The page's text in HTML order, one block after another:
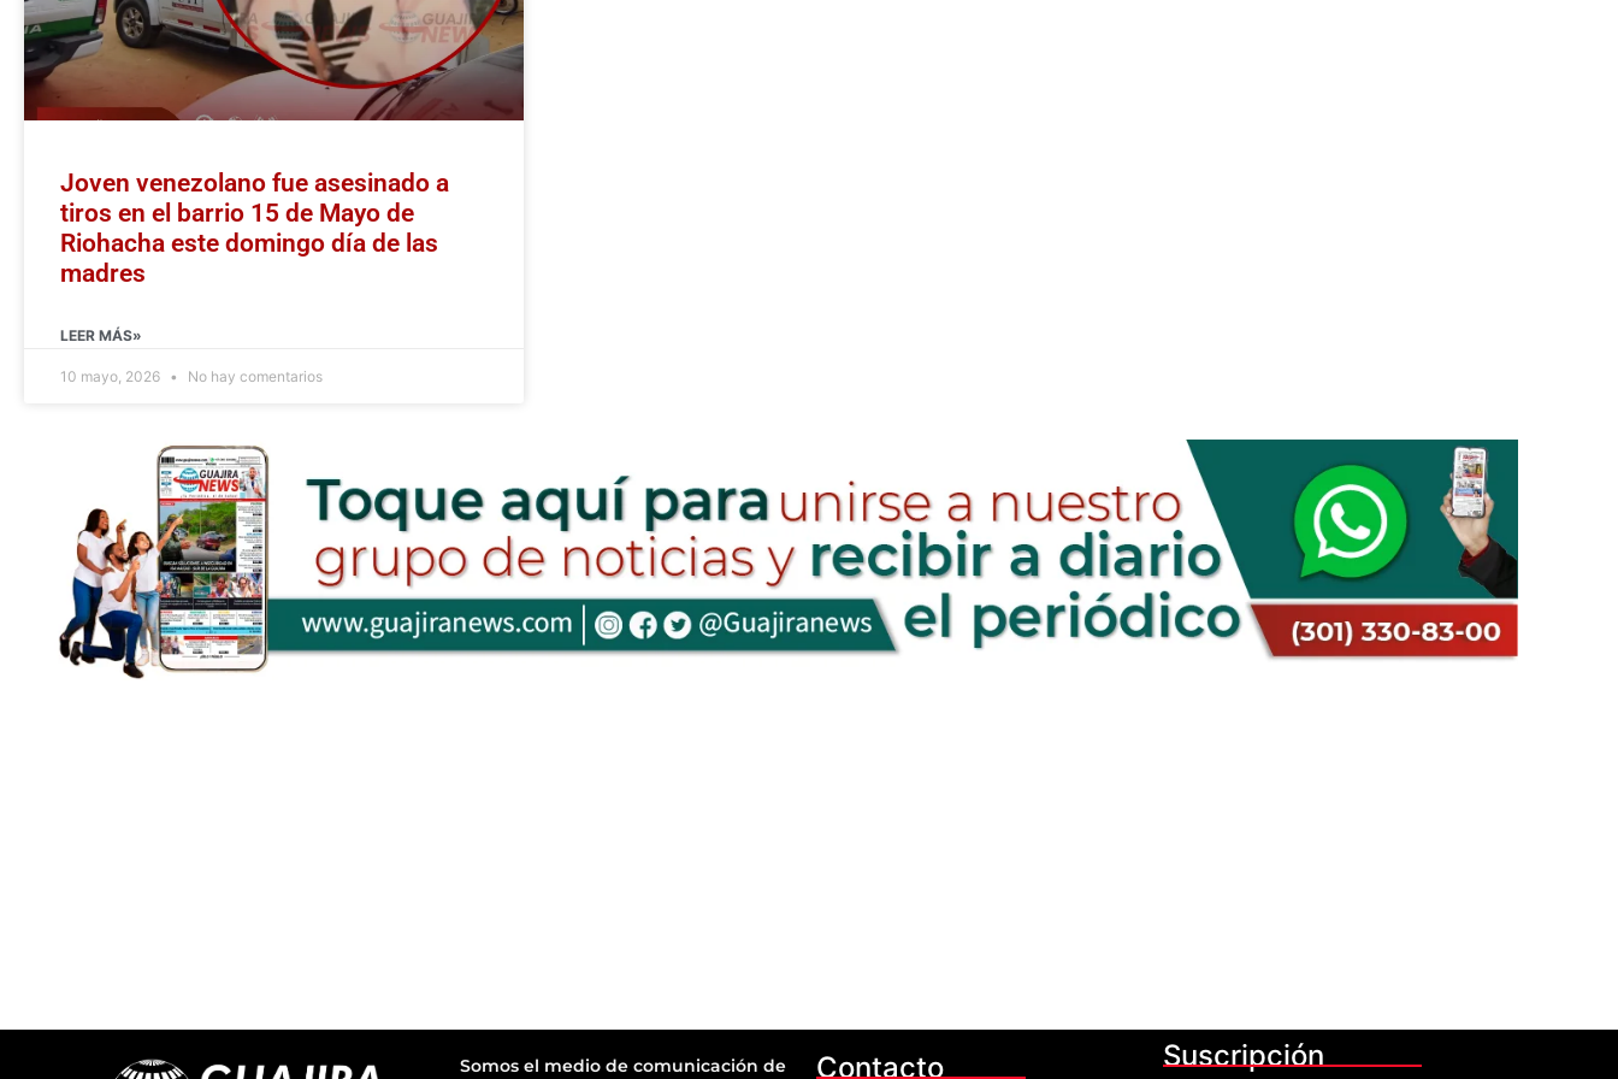
Joven venezolano fue asesinado a
tiros en el barrio 15 de Mayo de
Riohacha este domingo día de las
madres
LEER MÁS»
10 mayo, 2026 No hay comentarios
Somos el medio de comunicación de Contacto Suscripción